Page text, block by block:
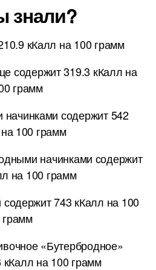
знали?
кКалл на 100 грамм
содержит 319.3 кКалл на
грамм
содержит 542
100 грамм
начинками содержит
на 100 грамм
743 кКалл на 100
грамм
«Бутербродное»
на 100 грамм